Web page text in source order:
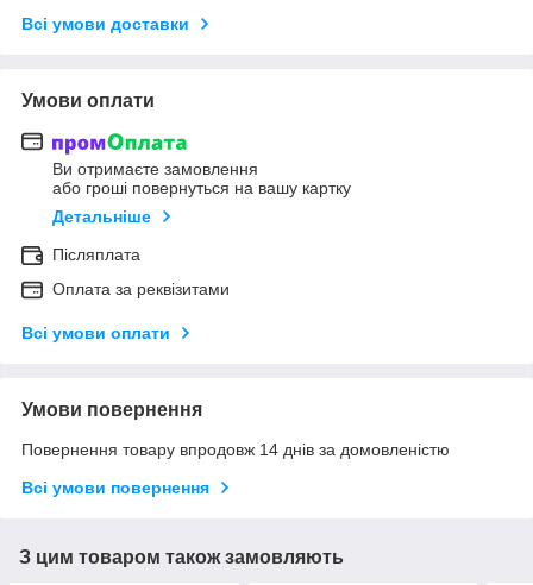
Всі умови доставки
Умови оплати
Ви отримаєте замовлення
або гроші повернуться на вашу картку
Детальніше
Післяплата
Оплата за реквізитами
Всі умови оплати
Умови повернення
Повернення товару впродовж 14 днів за домовленістю
Всі умови повернення
З цим товаром також замовляють